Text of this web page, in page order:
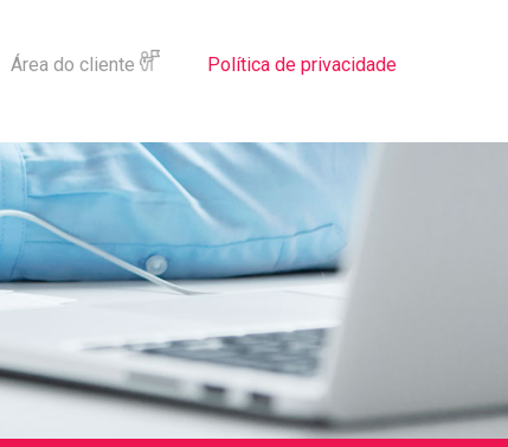
Área do cliente Política de privacidade